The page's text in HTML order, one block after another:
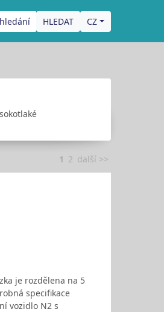
CZ
1 2 další >>
je rozdělena na 5
specifikace
vozidlo N2 s